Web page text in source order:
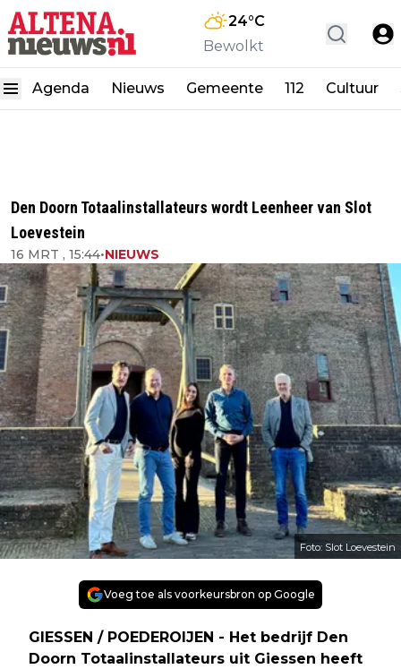
24°C
Bewolkt
Agenda Nieuws Gemeente 112 Cultuur
Den Doorn Totaalinstallateurs wordt Leenheer van Slot
Loevestein
16 MRT , 15:44•NIEUWS
Foto: Slot Loevestein
Voeg toe als voorkeursbron op Google
GIESSEN / POEDEROIJEN - Het bedrijf Den
Doorn Totaalinstallateurs uit Giessen heeft